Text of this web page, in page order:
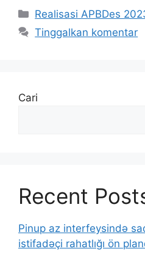
Realisasi APBDes
Tinggalkan komentar
Cari
Recent
Pinup az interfeysində
istifadəçi rahatlığı ön